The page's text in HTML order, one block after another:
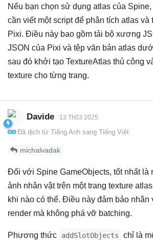
Nếu bạn chọn sử dụng atlas của
cần viết một script để phân tích atlas và
Pixi. Điều này bao gồm tải bộ xương
JSON của Pixi và tệp văn bản atlas
sau đó khởi tạo TextureAtlas thủ công
texture cho từng trang.
Davide 13 Th03 2025
Đã dịch từ Tiếng Anh sang Tiếng Việt
michalvadak
Đối với Spine GameObjects, tốt nhất là
ảnh nhân vật trên một trang texture
khi nào có thể. Điều này đảm bảo nhân
render mà không phá vỡ batching.
Phương thức addSlotObjects
chỉ là